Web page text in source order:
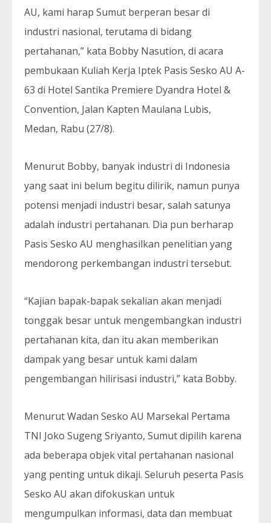
AU, kami harap Sumut berperan besar di
industri nasional, terutama di bidang
pertahanan,” kata Bobby Nasution, di acara
pembukaan Kuliah Kerja Iptek Pasis Sesko AU A-
63 di Hotel Santika Premiere Dyandra Hotel &
Convention, Jalan Kapten Maulana Lubis,
Medan, Rabu (27/8).
Menurut Bobby, banyak industri di Indonesia
yang saat ini belum begitu dilirik, namun punya
potensi menjadi industri besar, salah satunya
adalah industri pertahanan. Dia pun berharap
Pasis Sesko AU menghasilkan penelitian yang
mendorong perkembangan industri tersebut.
“Kajian bapak-bapak sekalian akan menjadi
tonggak besar untuk mengembangkan industri
pertahanan kita, dan itu akan memberikan
dampak yang besar untuk kami dalam
pengembangan hilirisasi industri,” kata Bobby.
Menurut Wadan Sesko AU Marsekal Pertama
TNI Joko Sugeng Sriyanto, Sumut dipilih karena
ada beberapa objek vital pertahanan nasional
yang penting untuk dikaji. Seluruh peserta Pasis
Sesko AU akan difokuskan untuk
mengumpulkan informasi, data dan membuat